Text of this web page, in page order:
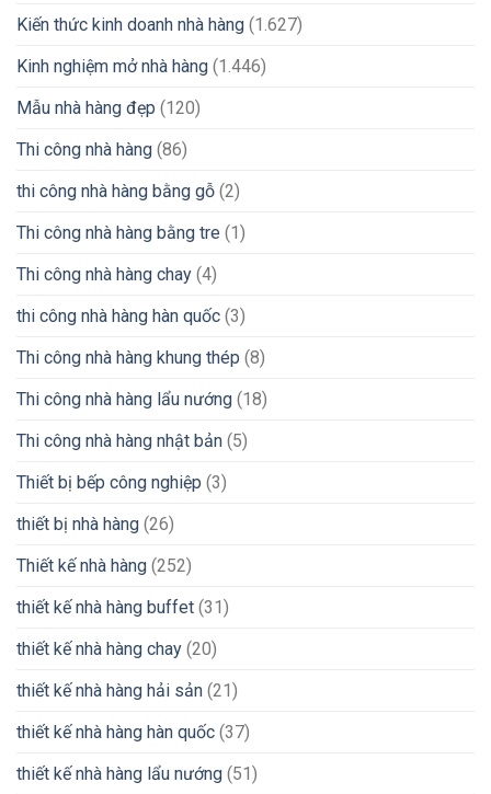
Kiến thức kinh doanh nhà hàng (1.627)
Kinh nghiệm mở nhà hàng (1.446)
Mẫu nhà hàng đẹp (120)
Thi công nhà hàng (86)
thi công nhà hàng bằng gỗ (2)
Thi công nhà hàng bằng tre (1)
Thi công nhà hàng chay (4)
thi công nhà hàng hàn quốc (3)
Thi công nhà hàng khung thép (8)
Thi công nhà hàng lẩu nướng (18)
Thi công nhà hàng nhật bản (5)
Thiết bị bếp công nghiệp (3)
thiết bị nhà hàng (26)
Thiết kế nhà hàng (252)
thiết kế nhà hàng buffet (31)
thiết kế nhà hàng chay (20)
thiết kế nhà hàng hải sản (21)
thiết kế nhà hàng hàn quốc (37)
thiết kế nhà hàng lẩu nướng (51)